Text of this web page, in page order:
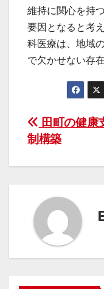
維持に関心を持
要因となると考
科医療は、地域
で欠かせない存
投
稿
ビ
ゲ
ー
田町の健康
制構築